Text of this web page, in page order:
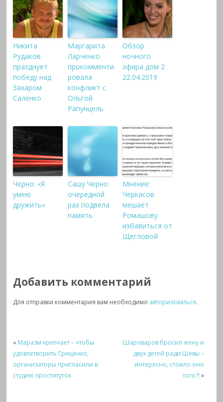
Никита
Рудаков
празднует
победу над
Захаром
Саленко
Маргарита
Ларченко
прокомменти
ровала
конфликт с
Ольгой
Рапунцель
Обзор
ночного
эфира дом 2
22.04.2019
Черно: «Я
умею
дружить»
Сашу Черно
очередной
раз подвела
память
Мнение:
Черкасов
мешает
Ромашову
избавиться от
Щегловой
Добавить комментарий
Для отправки комментария вам необходимо авторизоваться.
« Маразм крепчает – чтобы
удовлетворить Гриценко,
организаторы пригласили в
студию проституток
Шароваров бросил жену и
двух детей ради Шевы –
интересно, стоило оно
того?! »